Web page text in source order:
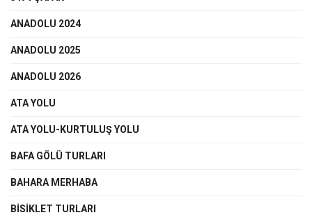
ANADOLU 2024
ANADOLU 2025
ANADOLU 2026
ATA YOLU
ATA YOLU-KURTULUŞ YOLU
BAFA GÖLÜ TURLARI
BAHARA MERHABA
BİSİKLET TURLARI